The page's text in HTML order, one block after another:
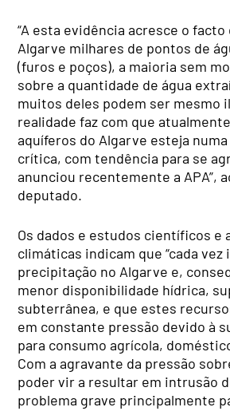
“A esta evidência acresce o
Algarve milhares de pontos de
(furos e poços), a maioria sem
sobre a quantidade de água
muitos deles podem ser mesmo
realidade faz com que
aquíferos do Algarve esteja
crítica, com tendência para se
anunciou recentemente a APA”,
deputado.
Os dados e estudos científicos e
climáticas indicam que “cada vez
precipitação no Algarve e,
menor disponibilidade hídrica,
subterrânea, e que estes
em constante pressão devido à
para consumo agrícola,
Com a agravante da pressão
poder vir a resultar em intrusão
problema grave principalmente